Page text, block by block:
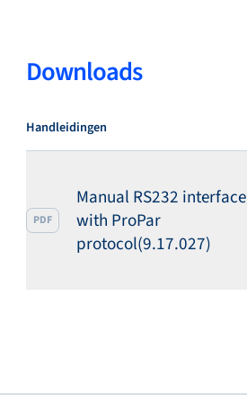
Academy
Downloads
Handleidingen
PDF
Manual RS232 interface
with ProPar
protocol(9.17.027)